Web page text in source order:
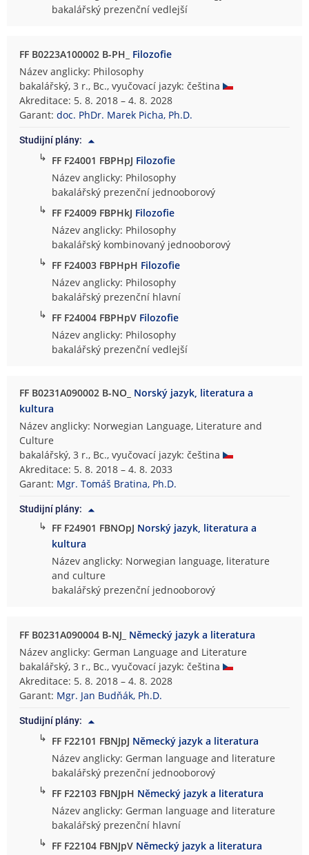
bakalářský prezenční vedlejší
FF B0223A100002 B-PH_ Filozofie
Název anglicky: Philosophy
bakalářský, 3 r., Bc., vyučovací jazyk: čeština
Akreditace: 5. 8. 2018 – 4. 8. 2028
Garant:doc. PhDr. Marek Picha, Ph.D.
Studijní plány:
↳ FF F24001 FBPHpJ Filozofie
Název anglicky: Philosophy
bakalářský prezenční jednooborový
↳ FF F24009 FBPHkJ Filozofie
Název anglicky: Philosophy
bakalářský kombinovaný jednooborový
↳ FF F24003 FBPHpH Filozofie
Název anglicky: Philosophy
bakalářský prezenční hlavní
↳ FF F24004 FBPHpV Filozofie
Název anglicky: Philosophy
bakalářský prezenční vedlejší
FF B0231A090002 B-NO_ Norský jazyk, literatura a
kultura
Název anglicky: Norwegian Language, Literature and
Culture
bakalářský, 3 r., Bc., vyučovací jazyk: čeština
Akreditace: 5. 8. 2018 – 4. 8. 2033
Garant: Mgr. Tomáš Bratina, Ph.D.
Studijní plány:
↳ FF F24901 FBNOpJ Norský jazyk, literatura a
kultura
Název anglicky: Norwegian language, literature
and culture
bakalářský prezenční jednooborový
FF B0231A090004 B-NJ_ Německý jazyk a literatura
Název anglicky: German Language and Literature
bakalářský, 3 r., Bc., vyučovací jazyk: čeština
Akreditace: 5. 8. 2018 – 4. 8. 2028
Garant: Mgr. Jan Budňák, Ph.D.
Studijní plány:
↳ FF F22101 FBNJpJ Německý jazyk a literatura
Název anglicky: German language and literature
bakalářský prezenční jednooborový
↳ FF F22103 FBNJpH Německý jazyk a literatura
Název anglicky: German language and literature
bakalářský prezenční hlavní
↳ FF F22104 FBNJpV Německý jazyk a literatura